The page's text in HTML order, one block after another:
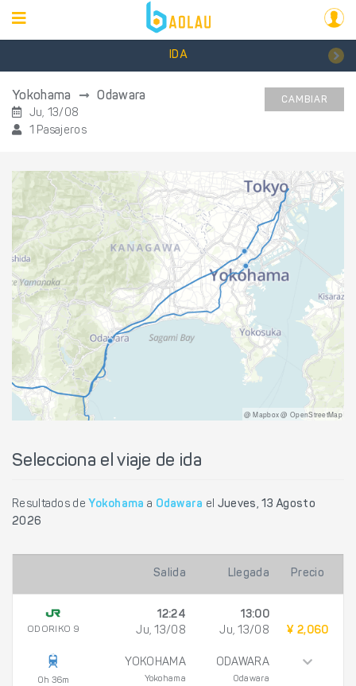
IDA
Yokohama Odawara
Ju, 13/08
1 Pasajeros
CAMBIAR
@ Mapbox @ OpenStreetMap
Selecciona el viaje de ida
Resultados de Yokohama a Odawara el Jueves, 13 Agosto
2026
Salida Llegada Precio
ODORIKO 9
0h 36m
12:24
Ju, 13/08
YOKOHAMA
Yokohama
13:00
Ju, 13/08
ODAWARA
Odawara
¥ 2,060